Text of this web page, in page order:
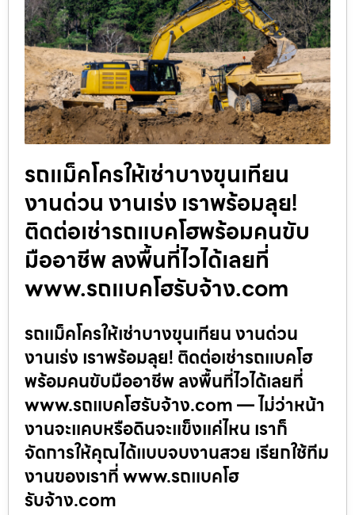
รถแม็คโครให้เช่าบางขุนเทียน
งานด่วน งานเร่ง เราพร้อมลุย!
ติดต่อเช่ารถแบคโฮพร้อมคนขับ
มืออาชีพ ลงพื้นที่ไวได้เลยที่
www.รถแบคโฮรับจ้าง.com
รถแม็คโครให้เช่าบางขุนเทียน งานด่วน
งานเร่ง เราพร้อมลุย! ติดต่อเช่ารถแบคโฮ
พร้อมคนขับมืออาชีพ ลงพื้นที่ไวได้เลยที่
www.รถแบคโฮรับจ้าง.com — ไม่ว่าหน้า
งานจะแคบหรือดินจะแข็งแค่ไหน เราก็
จัดการให้คุณได้แบบจบงานสวย เรียกใช้ทีม
งานของเราที่ www.รถแบคโฮ
รับจ้าง.com